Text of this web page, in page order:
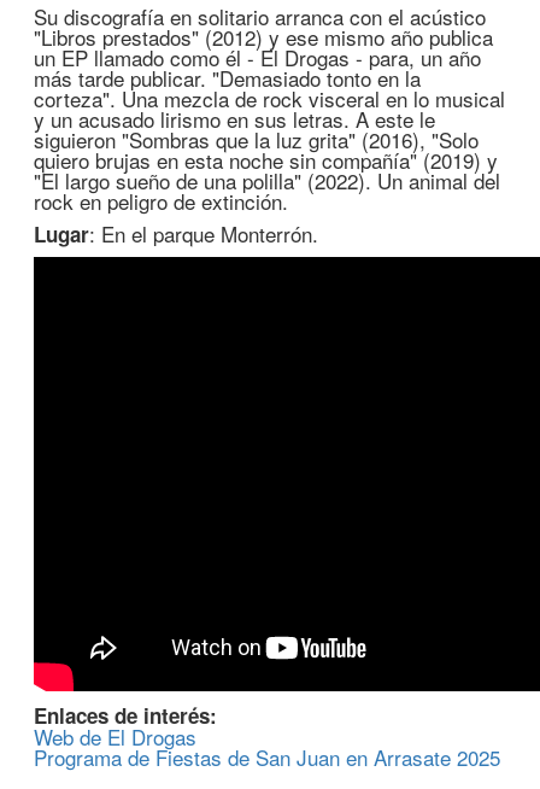
Su discografía en solitario arranca con el acústico
"Libros prestados" (2012) y ese mismo año publica
un EP llamado como él - El Drogas - para, un año
más tarde publicar. "Demasiado tonto en la
corteza". Una mezcla de rock visceral en lo musical
y un acusado lirismo en sus letras. A este le
siguieron "Sombras que la luz grita" (2016), "Solo
quiero brujas en esta noche sin compañía" (2019) y
"El largo sueño de una polilla" (2022). Un animal del
rock en peligro de extinción.
Lugar: En el parque Monterrón.
Enlaces de interés:
Web de El Drogas
Programa de Fiestas de San Juan en Arrasate 2025